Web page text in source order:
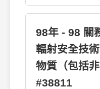
98年 - 98 關
輻射安全技
物質（包括
#38811